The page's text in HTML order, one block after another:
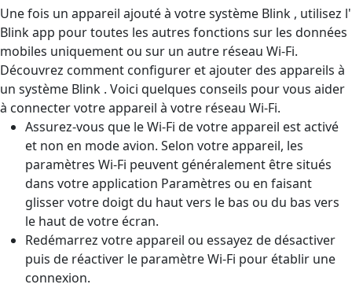
Une fois un appareil ajouté à votre système Blink , utilisez l'
Blink app pour toutes les autres fonctions sur les données
mobiles uniquement ou sur un autre réseau Wi-Fi.
Découvrez comment configurer et ajouter des appareils à
un système Blink . Voici quelques conseils pour vous aider
à connecter votre appareil à votre réseau Wi-Fi.
Assurez-vous que le Wi-Fi de votre appareil est activé
et non en mode avion. Selon votre appareil, les
paramètres Wi-Fi peuvent généralement être situés
dans votre application Paramètres ou en faisant
glisser votre doigt du haut vers le bas ou du bas vers
le haut de votre écran.
Redémarrez votre appareil ou essayez de désactiver
puis de réactiver le paramètre Wi-Fi pour établir une
connexion.